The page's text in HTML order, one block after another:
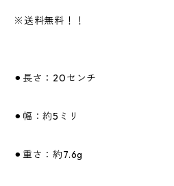
※送料無料！！
⚫︎長さ：20センチ
⚫︎幅：約5ミリ
⚫︎重さ：約7.6g